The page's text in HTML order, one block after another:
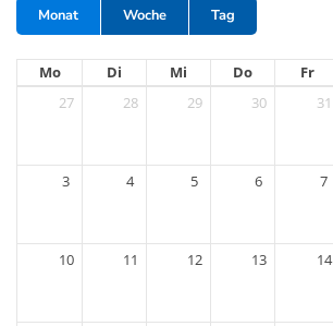
Monat Woche Tag
Mo Di Mi Do Fr
27
28 29 30 31
3 4 5 6 7
10 11 12 13 14